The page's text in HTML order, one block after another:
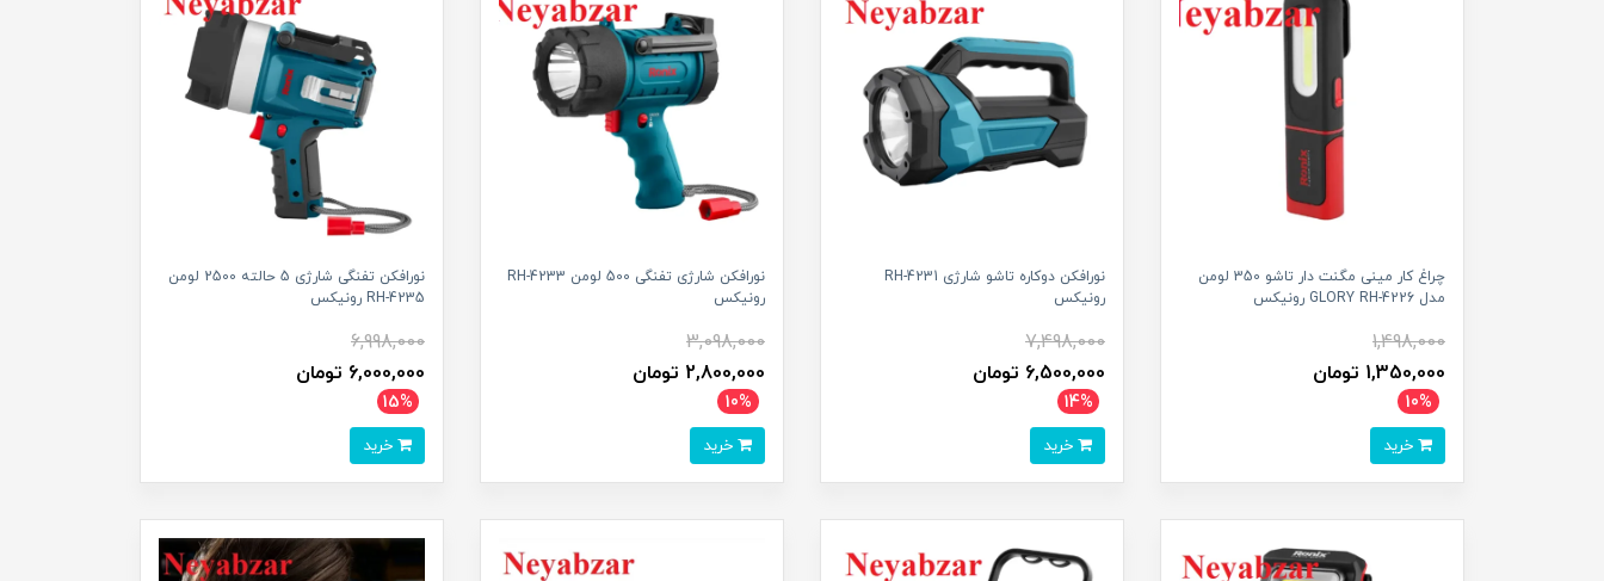
چراغ کار مینی مگنت دار تاشو 350 لومن
مدل GLORY RH-4226 رونیکس
1,498,000
1,350,000 تومان
10%
نورافکن دوکاره تاشو شارژی RH-4231
رونیکس
7,498,000
6,500,000 تومان
14%
نورافکن شارژی تفنگی 500 لومن RH-4233
رونیکس
3,098,000
2,800,000 تومان
10%
نورافکن تفنگی شارژی 5 حالته 2500 لومن
RH-4235 رونیکس
6,998,000
6,000,000 تومان
15%